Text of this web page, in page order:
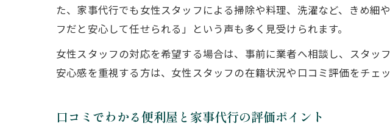
女性スタッフ
便利屋の家事
た、家事代行でも女性スタッフによる掃除や料理、洗濯など、きめ
フだと安心して任せられる」という声も多く見受けられます。
女性スタッフの対応を希望する場合は、事前に業者へ相談し、スタ
安心感を重視する方は、女性スタッフの在籍状況や口コミ評価をチェ
口コミでわかる便利屋と家事代行の評価ポイント